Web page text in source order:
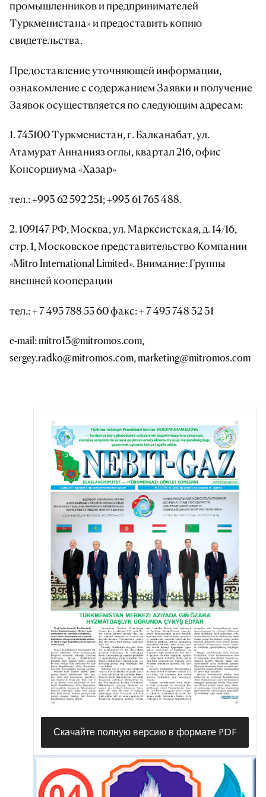
промышленников и предпринимателей
Туркменистана» и предоставить копию
свидетельства.
Предоставление уточняющей информации,
ознакомление с содержанием Заявки и получение
Заявок осуществляется по следующим адресам:
1. 745100 Туркменистан, г. Балканабат, ул.
Атамурат Аннанияз оглы, квартал 216, офис
Консорциума «Хазар»
тел.: +993 62 592 231; +993 61 765 488.
2. 109147 РФ, Москва, ул. Марксистская, д. 14/16,
стр. 1, Московское представительство Компании
«Mitro International Limited». Внимание: Группы
внешней кооперации
тел.: + 7 495 788 55 60 факс: + 7 495 748 32 31
e-mail: mitro13@mitromos.com,
sergey.radko@mitromos.com, marketing@mitromos.com
Скачайте полную версию в формате PDF